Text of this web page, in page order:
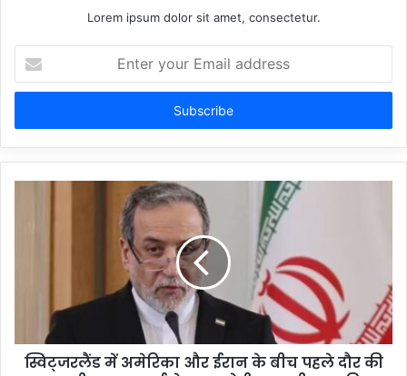
Lorem ipsum dolor sit amet, consectetur.
your
Email
स्विट्जरलैंड में अमेरिका और ईरान के बीच पहले दौर की